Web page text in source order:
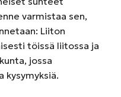
varmistaa sen,
Liiton
töissä liitossa ja
jossa
kysymyksiä.